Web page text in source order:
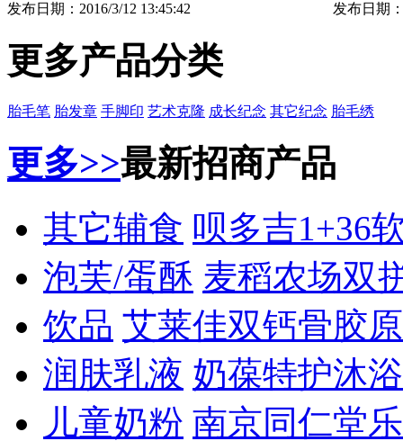
发布日期： 2016/3/12 13:45:42
发布日期
更多产品分类
胎毛笔 胎发章 手脚印 艺术克隆 成长纪念 其它纪念 胎毛绣
更多>>最新招商产品
其它辅食 呗多吉1+36
泡芙/蛋酥 麦稻农场双
饮品 艾莱佳双钙骨胶
润肤乳液 奶葆特护沐
儿童奶粉 南京同仁堂